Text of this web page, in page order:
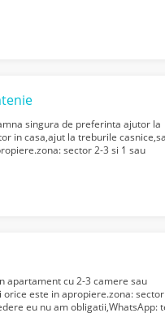
singura de preferinta ajutor la
in casa,ajut la treburile
sector 2-3 si 1 sau
apartament cu 2-3 camere sau
este in apropiere.zona:
eu nu am obligatii,WhatsApp: